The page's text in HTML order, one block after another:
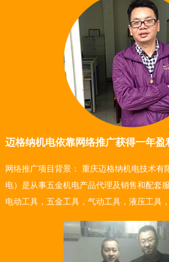
迈格纳机电依靠网络推广获得一年盈
网络推广项目背景： 重庆迈格纳机电技术有
电）是从事五金机电产品代理及销售和配套
电动工具，五金工具，气动工具，液压工具